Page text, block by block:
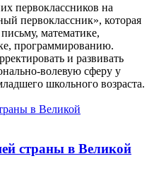
первоклассников на
первоклассник», которая
математике,
программированию.
и развивать
волевую сферу у
школьного возраста.
страны в Великой